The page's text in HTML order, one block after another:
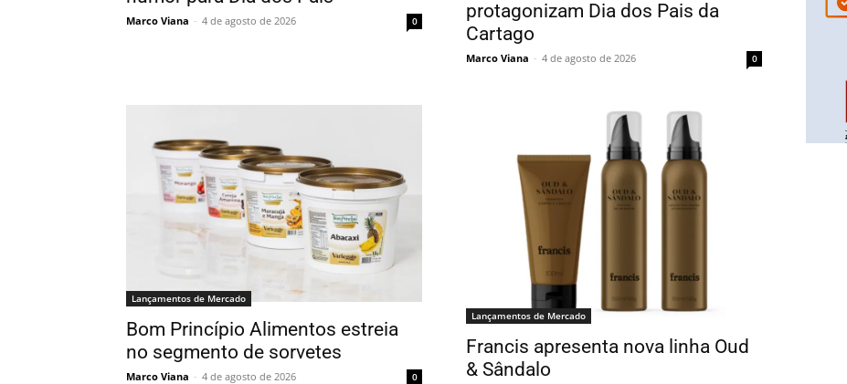
Marco Viana - 4 de agosto de 2026 0
protagonizam Dia dos Pais da
Cartago
Marco Viana - 4 de agosto de 2026 0
Lançamentos de Mercado
Bom Princípio Alimentos estreia
no segmento de sorvetes
Marco Viana - 4 de agosto de 2026 0
Lançamentos de Mercado
Francis apresenta nova linha Oud
& Sândalo